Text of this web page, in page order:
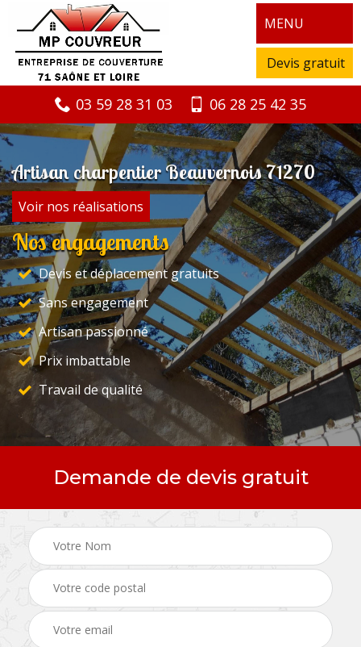
MENU
Devis gratuit
03 59 28 31 03 06 28 25 42 35
Artisan charpentier Beauvernois 71270
Voir nos réalisations
Nos engagements
Devis et déplacement gratuits
Sans engagement
Artisan passionné
Prix imbattable
Travail de qualité
Demande de devis gratuit